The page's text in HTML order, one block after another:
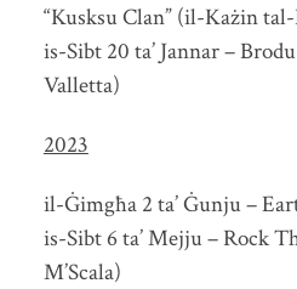
“Kusksu Clan” (il-Każin
is-Sibt 20 ta’ Jannar –
Valletta)
2023
il-Ġimgħa 2 ta’ Ġunju –
is-Sibt 6 ta’ Mejju – Rock
M’Scala)